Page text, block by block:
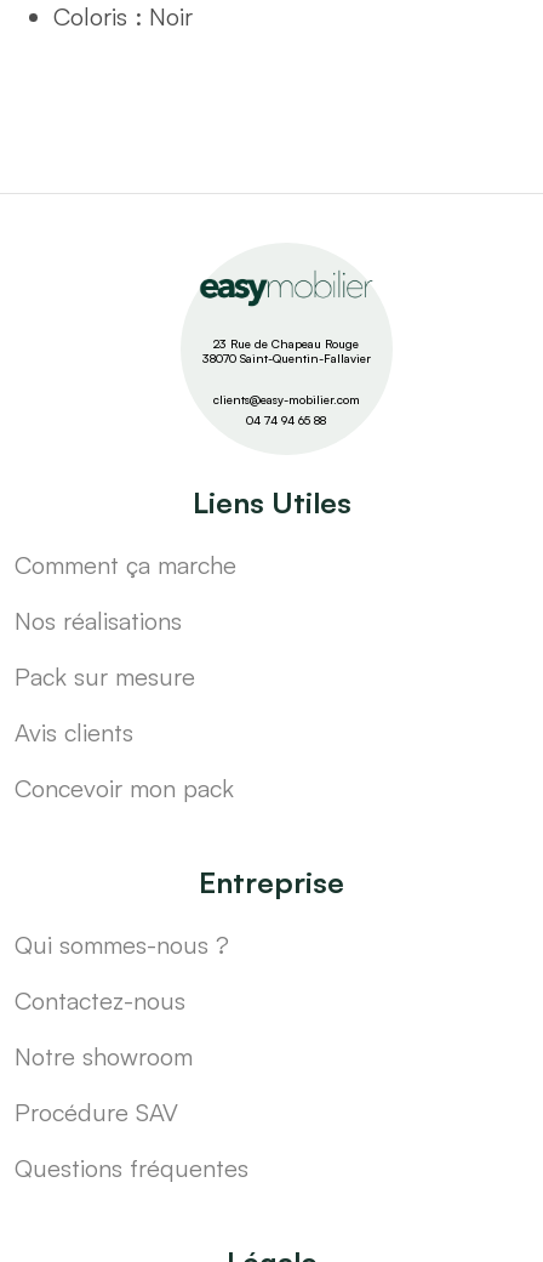
Coloris : Noir
23 Rue de Chapeau Rouge
38070 Saint-Quentin-Fallavier
clients@easy-mobilier.com
04 74 94 65 88
Liens Utiles
Comment ça marche
Nos réalisations
Pack sur mesure
Avis clients
Concevoir mon pack
Entreprise
Qui sommes-nous ?
Contactez-nous
Notre showroom
Procédure SAV
Questions fréquentes